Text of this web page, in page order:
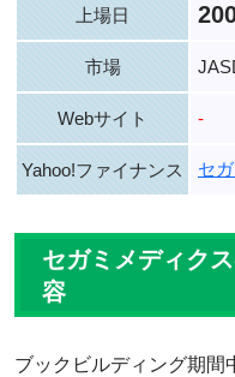
上場日
市場
Webサイト -
Yahoo!ファイナンス セ
セガミメディク
容
ブックビルディング期間